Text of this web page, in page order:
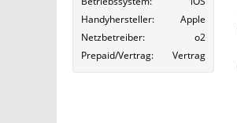
Handyhersteller
Apple
Netzbetreiber
o2
Prepaid/Vertrag
Vertrag